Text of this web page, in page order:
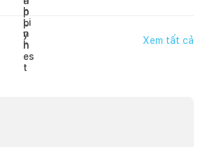
Xem tất cả